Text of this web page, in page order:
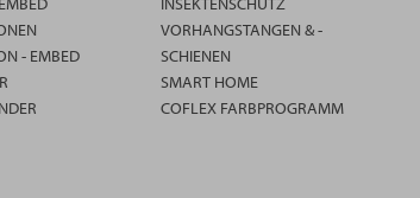
- EMBED
VORHANGSTANGEN & -
SCHIENEN
SMART HOME
COFLEX FARBPROGRAMM